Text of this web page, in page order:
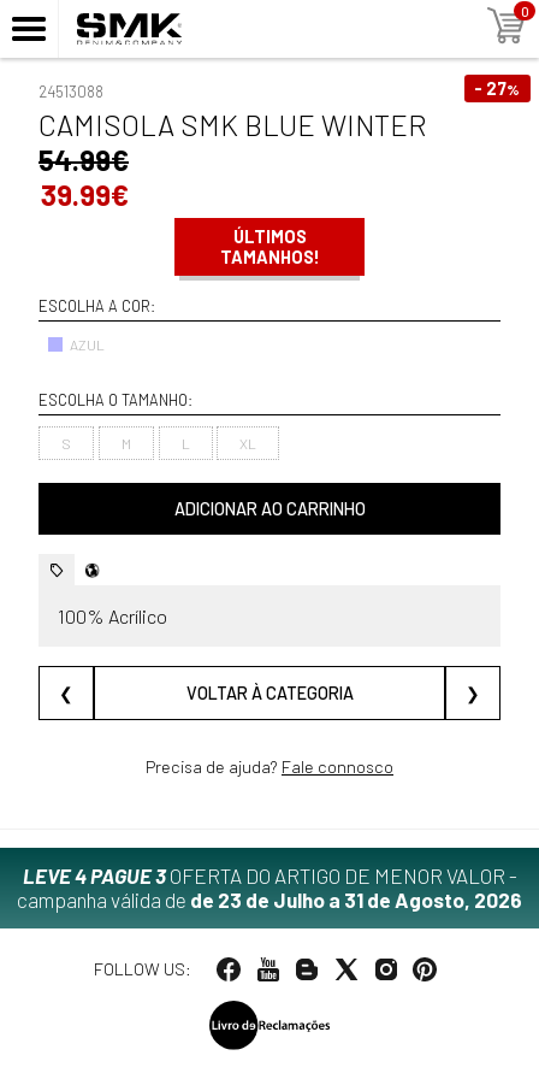
0
- 27%
24513088
CAMISOLA SMK BLUE WINTER
54.99€
39.99€
ÚLTIMOS
TAMANHOS!
ESCOLHA A COR:
AZUL
ESCOLHA O TAMANHO:
S M L XL
ADICIONAR AO CARRINHO
100% Acrílico
❮ VOLTAR À CATEGORIA ❯
Precisa de ajuda? Fale connosco
LEVE 4 PAGUE 3OFERTA DO ARTIGO DE MENOR VALOR -
campanha válida de de 23 de Julho a 31 de Agosto, 2026
FOLLOW US: